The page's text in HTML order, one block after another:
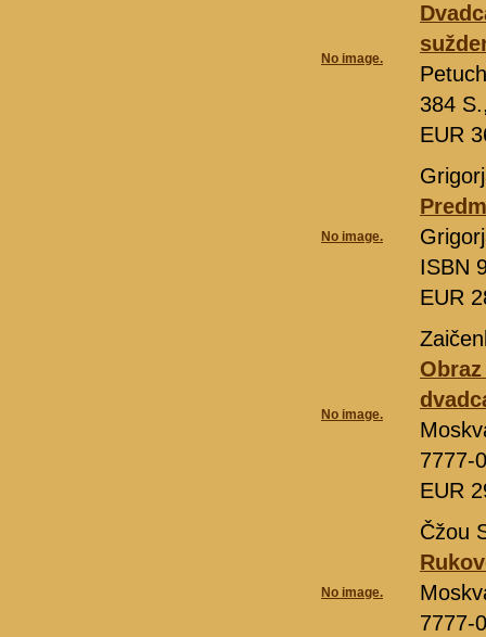
No image.
384
EUR
No image.
ISBN
EUR
No image.
7777-
EUR
No image.
Čžou
7777-